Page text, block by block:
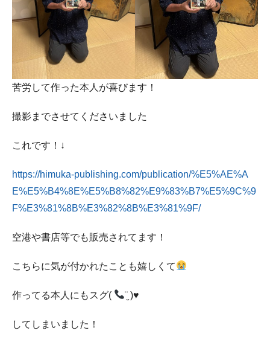
苦労して作った本人が喜びます！
撮影までさせてくださいました
これです！↓
https://himuka-publishing.com/publication/%E5%AE%A
E%E5%B4%8E%E5%B8%82%E9%83%B7%E5%9C%9
F%E3%81%8B%E3%82%8B%E3%81%9F/
空港や書店等でも販売されてます！
こちらに気が付かれたことも嬉しくて
作ってる本人にもスグ( ¨̮ )♥
してしまいました！